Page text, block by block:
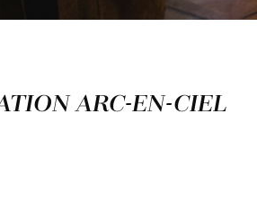
ARC-EN-CIEL